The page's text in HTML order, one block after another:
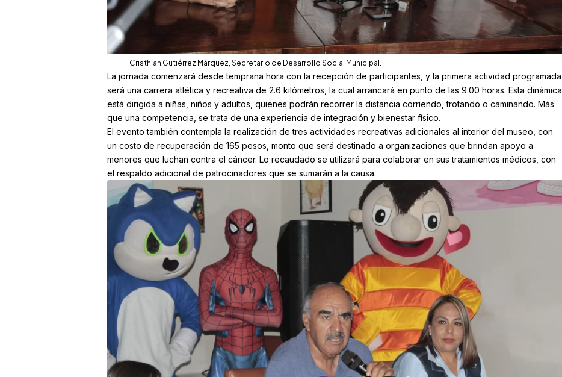
Cristhian Gutiérrez Márquez, Secretario de Desarrollo Social Municipal.
La jornada comenzará desde temprana hora con la recepción de participantes, y la primera actividad programada
será una carrera atlética y recreativa de 2.6 kilómetros, la cual arrancará en punto de las 9:00 horas. Esta dinámica
está dirigida a niñas, niños y adultos, quienes podrán recorrer la distancia corriendo, trotando o caminando. Más
que una competencia, se trata de una experiencia de integración y bienestar físico.
El evento también contempla la realización de tres actividades recreativas adicionales al interior del museo, con
un costo de recuperación de 165 pesos, monto que será destinado a organizaciones que brindan apoyo a
menores que luchan contra el cáncer. Lo recaudado se utilizará para colaborar en sus tratamientos médicos, con
el respaldo adicional de patrocinadores que se sumarán a la causa.